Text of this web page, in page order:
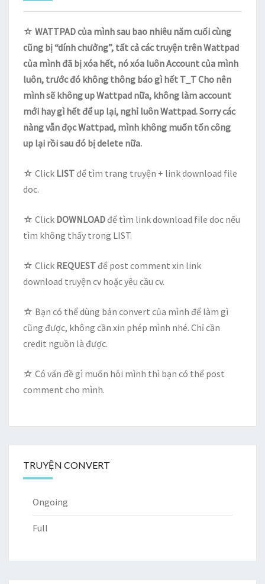
☆ WATTPAD của mình sau bao nhiêu năm cuối cùng
cũng bị “dính chưởng”, tất cả các truyện trên Wattpad
của mình đã bị xóa hết, nó xóa luôn Account của mình
luôn, trước đó không thông báo gì hết T_T Cho nên
mình sẽ không up Wattpad nữa, không làm account
mới hay gì hết để up lại, nghỉ luôn Wattpad. Sorry các
nàng vẫn đọc Wattpad, mình không muốn tốn công
up lại rồi sau đó bị delete nữa.
☆ Click LISTđể tìm trang truyện + link download file
doc.
☆ Click DOWNLOADđể tìm link download file doc nếu
tìm không thấy trong LIST.
☆ Click REQUESTđể post comment xin link
download truyện cv hoặc yêu cầu cv.
☆ Bạn có thể dùng bản convert của mình để làm gì
cũng được, không cần xin phép mình nhé. Chỉ cần
credit nguồn là được.
☆ Có vấn đề gì muốn hỏi mình thì bạn có thể post
comment cho mình.
TRUYỆN CONVERT
Ongoing
Full